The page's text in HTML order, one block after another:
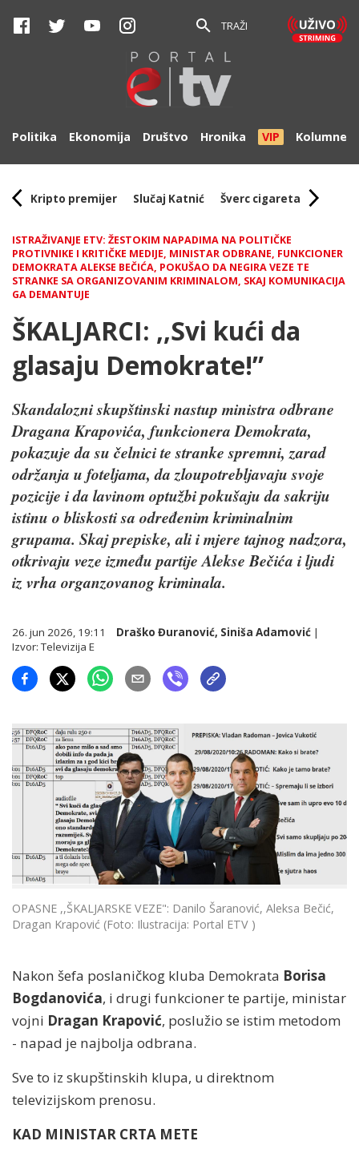
TRAŽI
Politika Ekonomija Društvo Hronika VIP Kolumne
Kripto premijer Slučaj Katnić Šverc cigareta
ISTRAŽIVANJE ETV: ŽESTOKIM NAPADIMA NA POLITIČKE
PROTIVNIKE I KRITIČKE MEDIJE, MINISTAR ODBRANE, FUNKCIONER
DEMOKRATA ALEKSE BEČIĆA, POKUŠAO DA NEGIRA VEZE TE
STRANKE SA ORGANIZOVANIM KRIMINALOM, SKAJ KOMUNIKACIJA
GA DEMANTUJE
ŠKALJARCI: ,,Svi kući da
glasaju Demokrate!”
Skandalozni skupštinski nastup ministra odbrane
Dragana Krapovića, funkcionera Demokrata,
pokazuje da su čelnici te stranke spremni, zarad
održanja u foteljama, da zloupotrebljavaju svoje
pozicije i da lavinom optužbi pokušaju da sakriju
istinu o bliskosti sa određenim kriminalnim
grupama. Skaj prepiske, ali i mjere tajnog nadzora,
otkrivaju veze između partije Alekse Bečića i ljudi
iz vrha organzovanog kriminala.
26. jun 2026, 19:11 Draško Đuranović, Siniša Adamović |
Izvor:Televizija E
OPASNE ,,ŠKALJARSKE VEZE": Danilo Šaranović, Aleksa Bečić,
Dragan Krapović (Foto: Ilustracija: Portal ETV )
Nakon šefa poslaničkog kluba Demokrata Borisa
Bogdanovića, i drugi funkcioner te partije, ministar
vojni Dragan Krapović, poslužio se istim metodom
- napad je najbolja odbrana.
Sve to iz skupštinskih klupa, u direktnom
televizijskom prenosu.
KAD MINISTAR CRTA METE